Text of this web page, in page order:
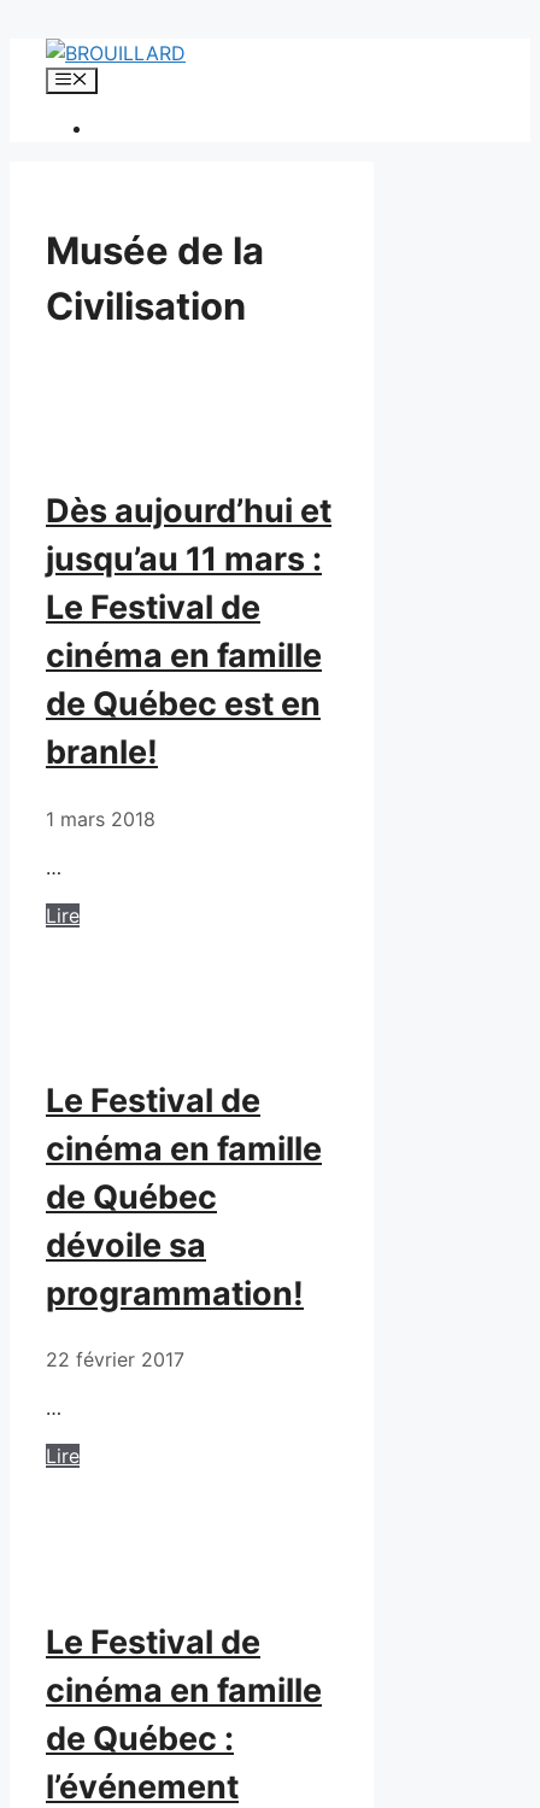
Aller
Menu
Musée de la
Civilisation
Dès aujourd’hui et
jusqu’au 11 mars :
Le Festival de
cinéma en famille
de Québec est en
branle!
1 mars 2018
…
Lire
Le Festival de
cinéma en famille
de Québec
dévoile sa
programmation!
22 février 2017
…
Lire
Le Festival de
cinéma en famille
de Québec :
l’événement